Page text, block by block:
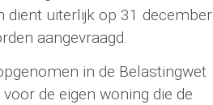
dient uiterlijk op 31 december
aangevraagd.
in de Belastingwet
de eigen woning die de